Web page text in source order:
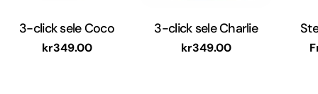
3-click sele Coco
Normal
kr349.00
3-click sele Charlie
Normal
kr349.00